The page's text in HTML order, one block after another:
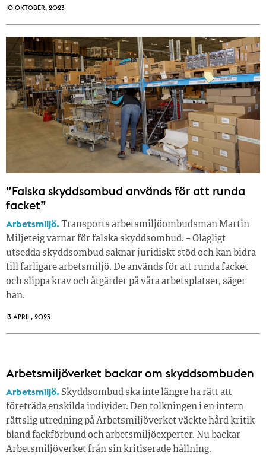
10 OKTOBER, 2023
”Falska skyddsombud används för att runda
facket”
Arbetsmiljö.Transports arbetsmiljöombudsman Martin
Miljeteig varnar för falska skyddsombud. – Olagligt
utsedda skyddsombud saknar juridiskt stöd och kan bidra
till farligare arbetsmiljö. De används för att runda facket
och slippa krav och åtgärder på våra arbetsplatser, säger
han.
13 APRIL, 2023
Arbetsmiljöverket backar om skyddsombuden
Arbetsmiljö.Skyddsombud ska inte längre ha rätt att
företräda enskilda individer. Den tolkningen i en intern
rättslig utredning på Arbetsmiljöverket väckte hård kritik
bland fackförbund och arbetsmiljöexperter. Nu backar
Arbetsmiljöverket från sin kritiserade hållning.